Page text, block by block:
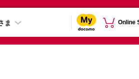
ま Online